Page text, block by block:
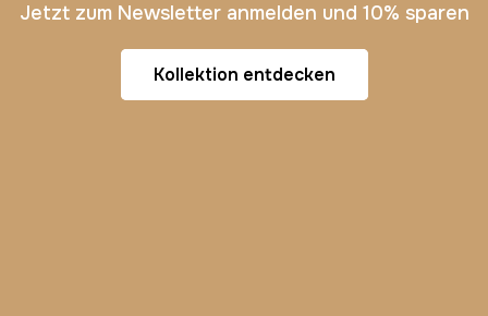
Jetzt zum Newsletter anmelden und 10% sparen
Kollektion entdecken